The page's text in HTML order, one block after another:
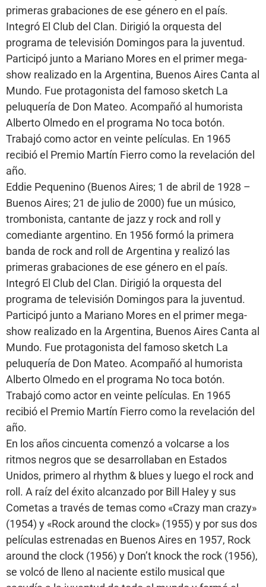
primeras grabaciones de ese género en el país.
Integró El Club del Clan. Dirigió la orquesta del
programa de televisión Domingos para la juventud.
Participó junto a Mariano Mores en el primer mega-
show realizado en la Argentina, Buenos Aires Canta al
Mundo. Fue protagonista del famoso sketch La
peluquería de Don Mateo. Acompañó al humorista
Alberto Olmedo en el programa No toca botón.
Trabajó como actor en veinte películas. En 1965
recibió el Premio Martín Fierro como la revelación del
año.
Eddie Pequenino (Buenos Aires; 1 de abril de 1928 –
Buenos Aires; 21 de julio de 2000) fue un músico,
trombonista, cantante de jazz y rock and roll y
comediante argentino. En 1956 formó la primera
banda de rock and roll de Argentina y realizó las
primeras grabaciones de ese género en el país.
Integró El Club del Clan. Dirigió la orquesta del
programa de televisión Domingos para la juventud.
Participó junto a Mariano Mores en el primer mega-
show realizado en la Argentina, Buenos Aires Canta al
Mundo. Fue protagonista del famoso sketch La
peluquería de Don Mateo. Acompañó al humorista
Alberto Olmedo en el programa No toca botón.
Trabajó como actor en veinte películas. En 1965
recibió el Premio Martín Fierro como la revelación del
año.
En los años cincuenta comenzó a volcarse a los
ritmos negros que se desarrollaban en Estados
Unidos, primero al rhythm & blues y luego el rock and
roll. A raíz del éxito alcanzado por Bill Haley y sus
Cometas a través de temas como «Crazy man crazy»
(1954) y «Rock around the clock» (1955) y por sus dos
películas estrenadas en Buenos Aires en 1957, Rock
around the clock (1956) y Don’t knock the rock (1956),
se volcó de lleno al naciente estilo musical que